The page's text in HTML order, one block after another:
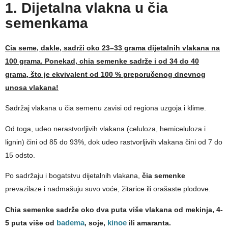
1. Dijetalna vlakna u čia
semenkama
Cia seme, dakle, sadrži oko 23–33 grama dijetalnih vlakana na
100 grama. Ponekad, chia semenke sadrže i od 34 do 40
grama, što je ekvivalent od 100 % preporučenog dnevnog
unosa vlakana!
Sadržaj vlakana u čia semenu zavisi od regiona uzgoja i klime.
Od toga, udeo nerastvorljivih vlakana (celuloza, hemiceluloza i
lignin) čini od 85 do 93%, dok udeo rastvorljivih vlakana čini od 7 do
15 odsto.
Po sadržaju i bogatstvu dijetalnih vlakana, čia semenke
prevazilaze i nadmašuju suvo voće, žitarice ili orašaste plodove.
Chia semenke sadrže oko dva puta više vlakana od mekinja, 4-
5 puta više od badema, soje, kinoe ili amaranta.